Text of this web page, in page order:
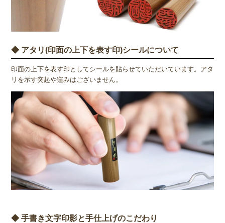
◆ アタリ(印面の上下を表す印)シールについて
印面の上下を表す印としてシールを貼らせていただいています。アタ
リを示す突起や窪みはございません。
◆ 手書き文字印影と手仕上げのこだわり